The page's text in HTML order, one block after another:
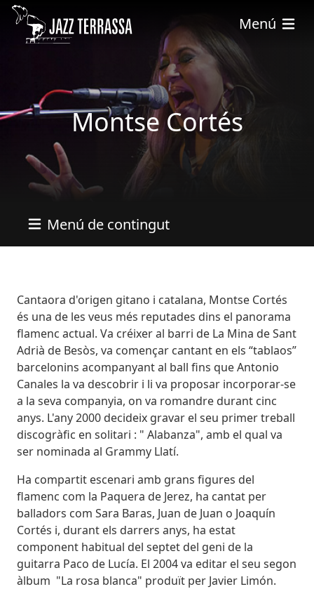
Vés al contingut
Menú
Montse Cortés
Menú de contingut
Bio
Cantaora d'origen gitano i catalana, Montse Cortés
és una de les veus més reputades dins el panorama
flamenc actual. Va créixer al barri de La Mina de Sant
Adrià de Besòs, va començar cantant en els “tablaos”
barcelonins acompanyant al ball fins que Antonio
Canales la va descobrir i li va proposar incorporar-se
a la seva companyia, on va romandre durant cinc
anys. L'any 2000 decideix gravar el seu primer treball
discogràfic en solitari : " Alabanza", amb el qual va
ser nominada al Grammy Llatí.
Ha compartit escenari amb grans figures del
flamenc com la Paquera de Jerez, ha cantat per
balladors com Sara Baras, Juan de Juan o Joaquín
Cortés i, durant els darrers anys, ha estat
component habitual del septet del geni de la
guitarra Paco de Lucía. El 2004 va editar el seu segon
àlbum "La rosa blanca" produït per Javier Limón.